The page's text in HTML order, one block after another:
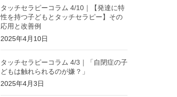
タッチセラピーコラム 4/10｜【発達に特
性を持つ子どもとタッチセラピー】その
応用と改善例
2025年4月10日
タッチセラピーコラム 4/3｜「自閉症の子
どもは触れられるのが嫌？」
2025年4月3日